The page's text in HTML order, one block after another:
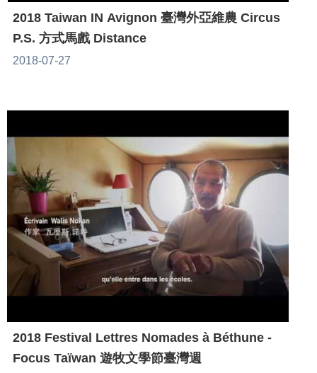
2018 Taiwan IN Avignon 臺灣外亞維農 Circus
P.S. 方式馬戲 Distance
2018-07-27
2018 Festival Lettres Nomades à Béthune -
Focus Taïwan 遊牧文學節臺灣週